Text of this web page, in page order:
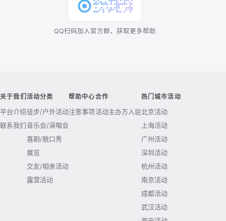
QQ扫码加入官方群，获取更多帮助
关于我们
平台介绍
联系我们
活动分类
徒步/户外活动
音乐会/演唱会
喜剧/脱口秀
展览
交友/相亲活动
露营活动
帮助中心
注意事项
合作
活动主办方入驻
热门城市活动
北京活动
上海活动
广州活动
深圳活动
杭州活动
南京活动
成都活动
武汉活动